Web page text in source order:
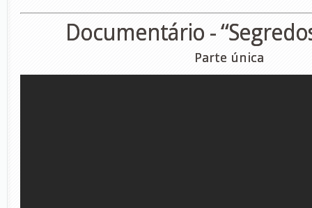
Documentário -
Parte única